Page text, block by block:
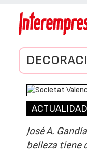
ACTUALIDAD
José A.
belleza tiene